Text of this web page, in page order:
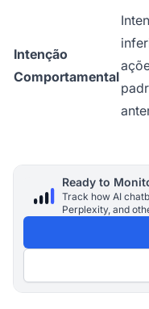
Intenção
Comportamental
Ready to
Track how AI
Perplexity, and